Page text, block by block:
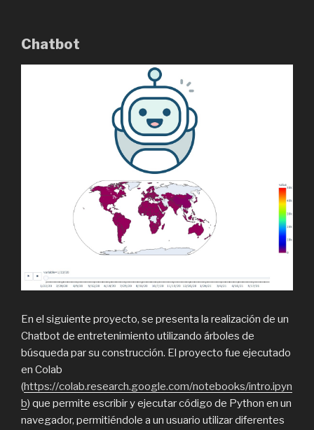
Chatbot
En el siguiente proyecto, se presenta la realización de un
Chatbot de entretenimiento utilizando árboles de
búsqueda par su construcción. El proyecto fue ejecutado
en Colab
(https://colab.research.google.com/notebooks/intro.ipyn
b) que permite escribir y ejecutar código de Python en un
navegador, permitiéndole a un usuario utilizar diferentes